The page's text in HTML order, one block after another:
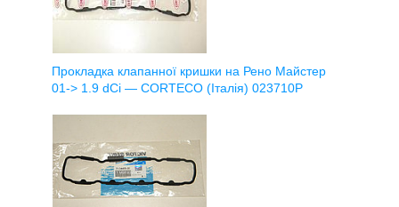
Прокладка клапанної кришки на Рено Майстер
01-> 1.9 dCi — CORTECO (Італія) 023710P